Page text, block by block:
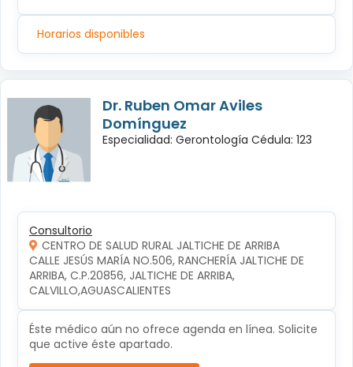
Horarios disponibles
Dr. Ruben Omar Aviles
Domínguez
Especialidad: Gerontología Cédula: 123
Consultorio
CENTRO DE SALUD RURAL JALTICHE DE ARRIBA
CALLE JESÚS MARÍA NO.506, RANCHERÍA JALTICHE DE
ARRIBA, C.P.20856, JALTICHE DE ARRIBA,
CALVILLO,AGUASCALIENTES
Éste médico aún no ofrece agenda en línea. Solicite
que active éste apartado.